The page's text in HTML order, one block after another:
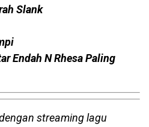
Slank
Endah N Rhesa Paling
streaming lagu